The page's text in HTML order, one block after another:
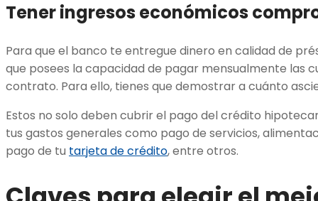
Tener ingresos económicos
Para que el banco te entregue dinero en calidad de
que posees la capacidad de pagar mensualmente las
contrato. Para ello, tienes que demostrar a cuánto
Estos no solo deben cubrir el pago del crédito
tus gastos generales como pago de servicios,
pago de tu tarjeta de crédito, entre otros.